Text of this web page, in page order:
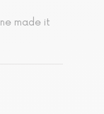
made it